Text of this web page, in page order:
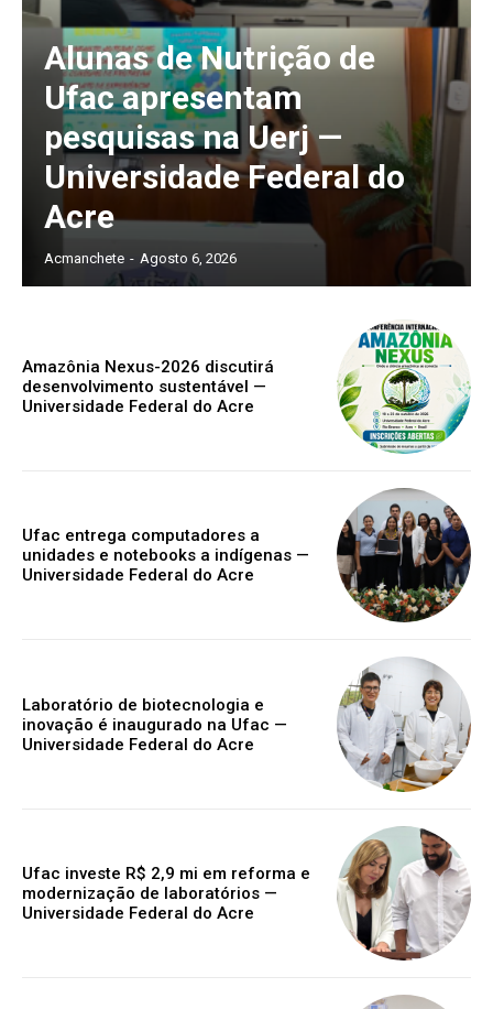
Alunas de Nutrição de
Ufac apresentam
pesquisas na Uerj —
Universidade Federal do
Acre
Acmanchete - Agosto 6, 2026
Amazônia Nexus-2026 discutirá
desenvolvimento sustentável —
Universidade Federal do Acre
Ufac entrega computadores a
unidades e notebooks a indígenas —
Universidade Federal do Acre
Laboratório de biotecnologia e
inovação é inaugurado na Ufac —
Universidade Federal do Acre
Ufac investe R$ 2,9 mi em reforma e
modernização de laboratórios —
Universidade Federal do Acre